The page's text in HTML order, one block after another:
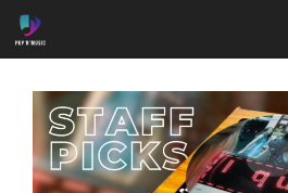
Aller
au